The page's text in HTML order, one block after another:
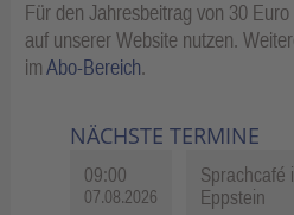
Für den Jahresbeitrag von 30
auf unserer Website nutzen.
imAbo-Bereich.
NÄCHSTE TERMINE
09:00
07.08.2026
Sprachcafé
Eppstein